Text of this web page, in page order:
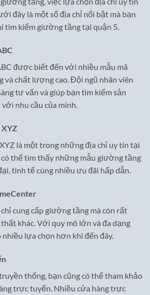
đây là một số địa chỉ nổi bật mà bạn
tìm kiếm giường tầng tại quận 5.
được biết đến với nhiều mẫu mã
và chất lượng cao. Đội ngũ nhân viên
tư vấn và giúp bạn tìm kiếm sản
nhu cầu của mình.
là một trong những địa chỉ uy tín tại
có thể tìm thấy những mẫu giường tầng
tinh tế cùng nhiều ưu đãi hấp dẫn.
cung cấp giường tầng mà còn rất
khác. Với quy mô lớn và đa dạng
nhiều lựa chọn hơn khi đến đây.
thống, bạn cũng có thể tham khảo
trực tuyến. Nhiều cửa hàng trực